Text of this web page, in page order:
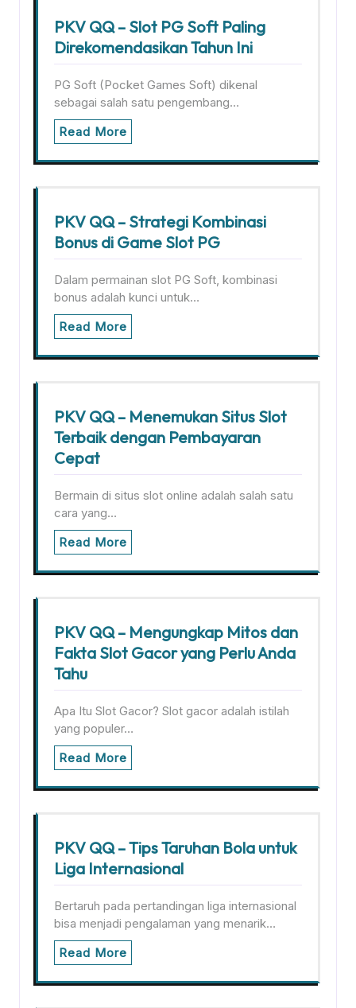
PKV QQ – Slot PG Soft Paling
Direkomendasikan Tahun Ini
PG Soft (Pocket Games Soft) dikenal
sebagai salah satu pengembang…
Read More
PKV QQ – Strategi Kombinasi
Bonus di Game Slot PG
Dalam permainan slot PG Soft, kombinasi
bonus adalah kunci untuk…
Read More
PKV QQ – Menemukan Situs Slot
Terbaik dengan Pembayaran
Cepat
Bermain di situs slot online adalah salah satu
cara yang…
Read More
PKV QQ – Mengungkap Mitos dan
Fakta Slot Gacor yang Perlu Anda
Tahu
Apa Itu Slot Gacor? Slot gacor adalah istilah
yang populer…
Read More
PKV QQ – Tips Taruhan Bola untuk
Liga Internasional
Bertaruh pada pertandingan liga internasional
bisa menjadi pengalaman yang menarik…
Read More